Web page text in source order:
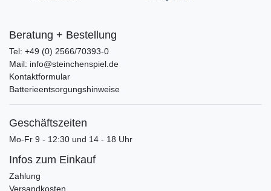
Beratung + Bestellung
Tel: +49 (0) 2566/70393-0
Mail: info@steinchenspiel.de
Kontaktformular
Batterieentsorgungshinweise
Geschäftszeiten
Mo-Fr 9 - 12:30 und 14 - 18 Uhr
Infos zum Einkauf
Zahlung
Versandkosten